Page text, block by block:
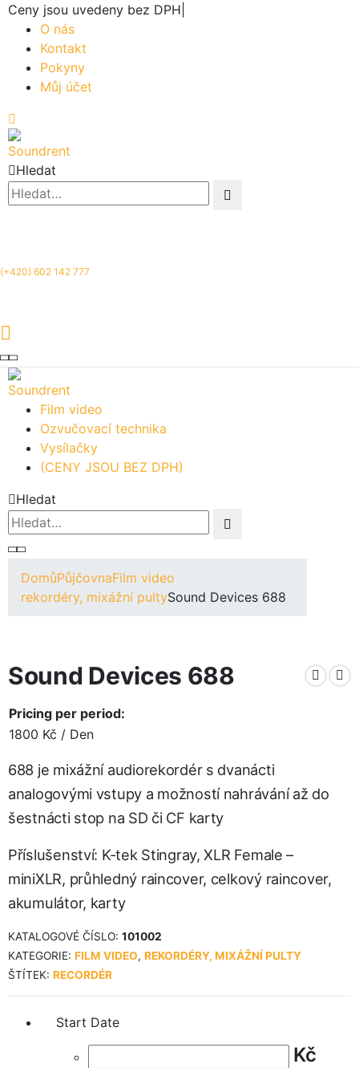
Ceny jsou uvedeny bez DPH
O nás
Kontakt
Pokyny
Můj účet
Hledat
(+420) 602 142 777
Film video
Ozvučovací technika
Vysílačky
(CENY JSOU BEZ DPH)
Hledat
DomůPůjčovnaFilm video
rekordéry, mixážní pultySound Devices 688
Sound Devices 688
Pricing per period:
1800 Kč / Den
688 je mixážní audiorekordér s dvanácti
analogovými vstupy a možností nahrávání až do
šestnácti stop na SD či CF karty
Příslušenství: K-tek Stingray, XLR Female –
miniXLR, průhledný raincover, celkový raincover,
akumulátor, karty
KATALOGOVÉ ČÍSLO: 101002
KATEGORIE: FILM VIDEO, REKORDÉRY, MIXÁŽNÍ PULTY
ŠTÍTEK: RECORDÉR
Start Date
Kč